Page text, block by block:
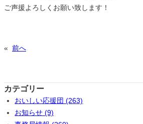
ご声援よろしくお願い致します！
« 前へ
カテゴリー
おいしい応援団 (263)
お知らせ (9)